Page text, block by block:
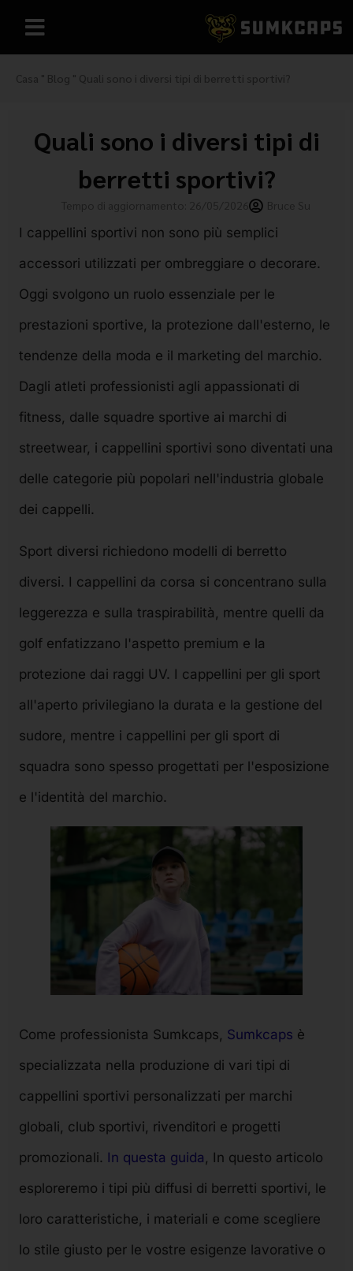
Casa " Blog " Quali sono i diversi tipi di berretti sportivi?
Quali sono i diversi tipi di
berretti sportivi?
I cappellini sportivi non sono più semplici
accessori utilizzati per ombreggiare o decorare.
Oggi svolgono un ruolo essenziale per le
prestazioni sportive, la protezione dall'esterno, le
tendenze della moda e il marketing del marchio.
Dagli atleti professionisti agli appassionati di
fitness, dalle squadre sportive ai marchi di
streetwear, i cappellini sportivi sono diventati una
delle categorie più popolari nell'industria globale
dei cappelli.
Sport diversi richiedono modelli di berretto
diversi. I cappellini da corsa si concentrano sulla
leggerezza e sulla traspirabilità, mentre quelli da
golf enfatizzano l'aspetto premium e la
protezione dai raggi UV. I cappellini per gli sport
all'aperto privilegiano la durata e la gestione del
sudore, mentre i cappellini per gli sport di
squadra sono spesso progettati per l'esposizione
e l'identità del marchio.
Come professionista Sumkcaps, Sumkcaps è
specializzata nella produzione di vari tipi di
cappellini sportivi personalizzati per marchi
globali, club sportivi, rivenditori e progetti
promozionali. In questa guida , In questo articolo
esploreremo i tipi più diffusi di berretti sportivi, le
loro caratteristiche, i materiali e come scegliere
lo stile giusto per le vostre esigenze lavorative o